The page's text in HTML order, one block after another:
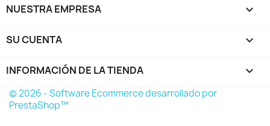
NUESTRA EMPRESA 
SU CUENTA 
INFORMACIÓN DE LA TIENDA keyboard_arrow_down
© 2026 - Software Ecommerce desarrollado por
PrestaShop™